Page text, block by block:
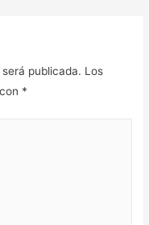
publicada. Los
*